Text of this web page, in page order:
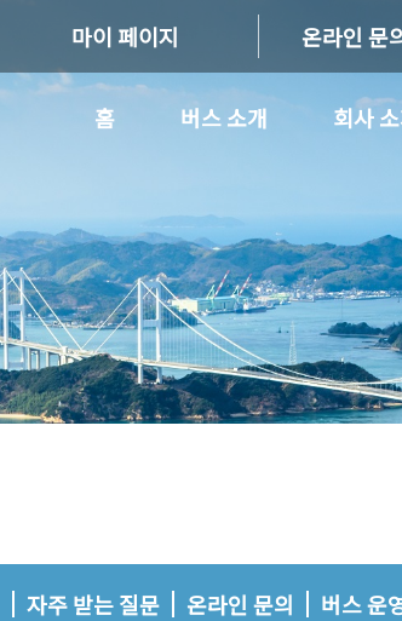
마이 페이지 온라인 문
홈 버스 소개 회사
자주 받는 질문 온라인 문의 버스 운